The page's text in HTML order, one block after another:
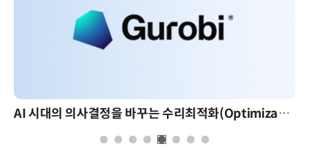
AI 시대의 의사결정을 바꾸는 수리최적화(Optimization): 실제 산업 적용 사례와 활용 전략